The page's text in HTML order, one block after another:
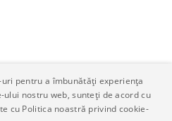
pentru a îmbunătăți experiența
nostru web, sunteți de acord cu
cu Politica noastră privind cookie-